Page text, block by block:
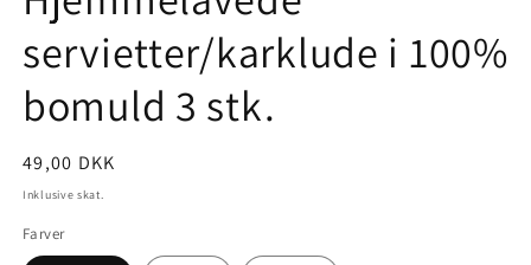
servietter/karklude i 100%
bomuld 3 stk.
Normalpris
49,00 DKK
Inklusive skat.
Farver